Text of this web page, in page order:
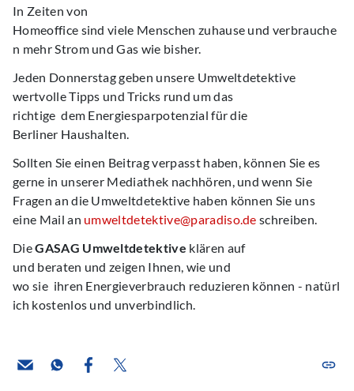
In Zeiten von
Homeoffice sind viele Menschen zuhause und verbrauche
n mehr Strom und Gas wie bisher.
Jeden Donnerstag geben unsere Umweltdetektive
wertvolle Tipps und Tricks rund um das
richtige dem Energiesparpotenzial für die
Berliner Haushalten.
Sollten Sie einen Beitrag verpasst haben, können Sie es
gerne in unserer Mediathek nachhören, und wenn Sie
Fragen an die Umweltdetektive haben können Sie uns
eine Mail an umweltdetektive@paradiso.de schreiben.
DieGASAG Umweltdetektive klären auf
und beraten und zeigen Ihnen, wie und
wo sie ihren Energieverbrauch reduzieren können - natürl
ich kostenlos und unverbindlich.